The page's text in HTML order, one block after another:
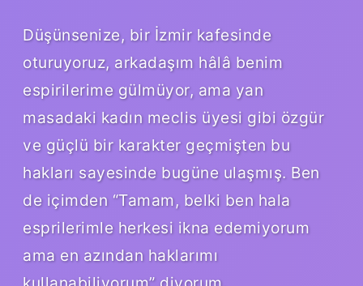
Düşünsenize, bir İzmir kafesinde
oturuyoruz, arkadaşım hâlâ benim
espirilerime gülmüyor, ama yan
masadaki kadın meclis üyesi gibi özgür
ve güçlü bir karakter geçmişten bu
hakları sayesinde bugüne ulaşmış. Ben
de içimden “Tamam, belki ben hala
esprilerimle herkesi ikna edemiyorum
ama en azından haklarımı